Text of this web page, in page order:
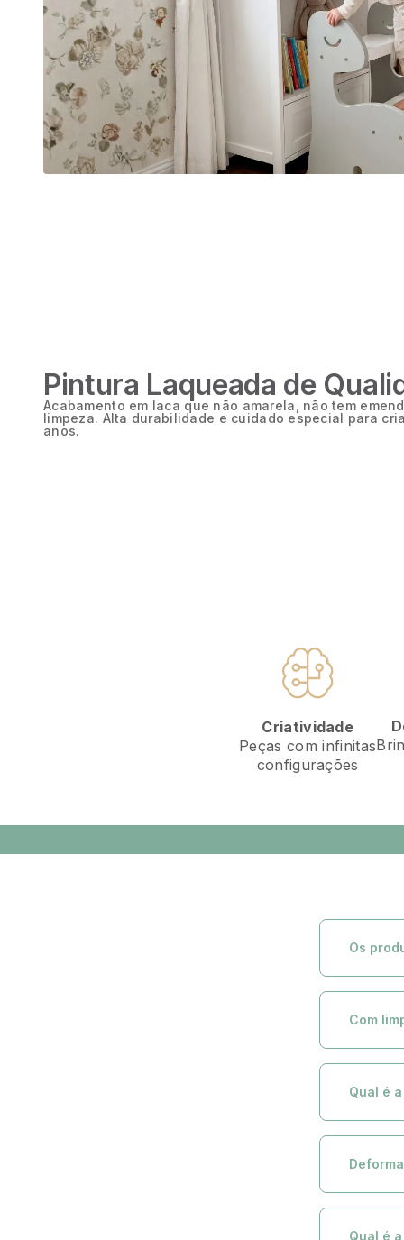
Pintura Laqueada de
Acabamento em laca que não amarela, não tem
limpeza. Alta durabilidade e cuidado especial para
anos.
Criatividade
Peças com infinitas
configurações
Os
Todos os
Com
Limpeza
Qual é
Nossos
conforto!
Nossos
Qual é